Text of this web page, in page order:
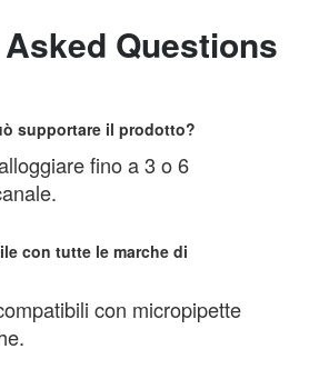
Questions
supportare il prodotto?
fino a 3 o 6
con tutte le marche di
con micropipette